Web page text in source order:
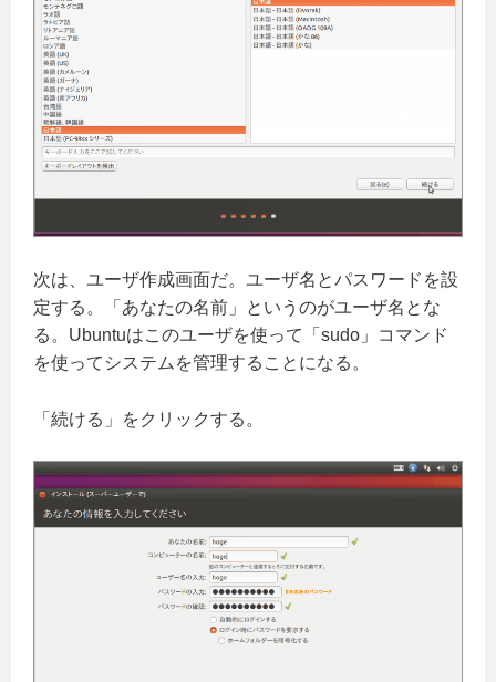
次は、ユーザ作成画面だ。ユーザ名とパスワードを設
定する。「あなたの名前」というのがユーザ名とな
る。Ubuntuはこのユーザを使って「sudo」コマンド
を使ってシステムを管理することになる。
「続ける」をクリックする。